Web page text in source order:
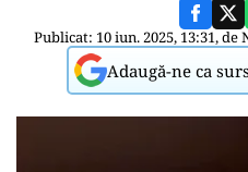
Publicat: 10 iun. 2025, 13:31, de
Adaugă-ne ca